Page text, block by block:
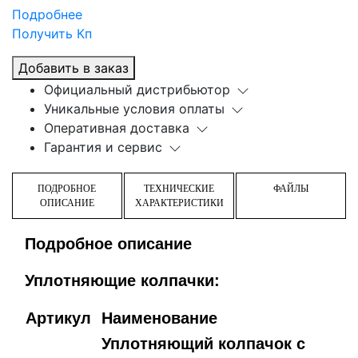
Подробнее
Получить Кп
Добавить в заказ
Официальный дистрибьютор
Уникальные условия оплаты
Оперативная доставка
Гарантия и сервис
ПОДРОБНОЕ
ОПИСАНИЕ
ТЕХНИЧЕСКИЕ
ХАРАКТЕРИСТИКИ
ФАЙЛЫ
Подробное описание
Уплотняющие колпачки:
Артикул Наименование
Уплотняющий колпачок с